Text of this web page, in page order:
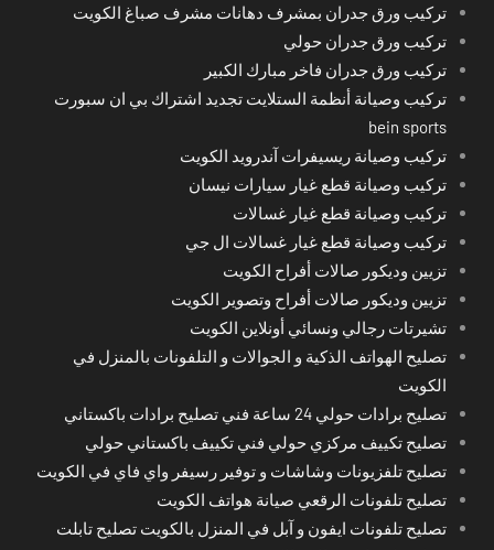
تركيب ورق جدران بمشرف دهانات مشرف صباغ الكويت
تركيب ورق جدران حولي
تركيب ورق جدران فاخر مبارك الكبير
تركيب وصيانة أنظمة الستلايت تجديد اشتراك بي ان سبورت
bein sports
تركيب وصيانة ريسيفرات آندرويد الكويت
تركيب وصيانة قطع غيار سيارات نيسان
تركيب وصيانة قطع غيار غسالات
تركيب وصيانة قطع غيار غسالات ال جي
تزيين وديكور صالات أفراح الكويت
تزيين وديكور صالات أفراح وتصوير الكويت
تشيرتات رجالي ونسائي أونلاين الكويت
تصليح الهواتف الذكية و الجوالات و التلفونات بالمنزل في
الكويت
تصليح برادات حولي 24 ساعة فني تصليح برادات باكستاني
تصليح تكييف مركزي حولي فني تكييف باكستاني حولي
تصليح تلفزيونات وشاشات و توفير رسيفر واي فاي في الكويت
تصليح تلفونات الرقعي صيانة هواتف الكويت
تصليح تلفونات ايفون و آبل في المنزل بالكويت تصليح تابلت